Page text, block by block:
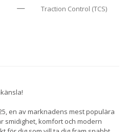
Traction Control (TCS)
en av marknadens mest populära
smidighet, komfort och modern